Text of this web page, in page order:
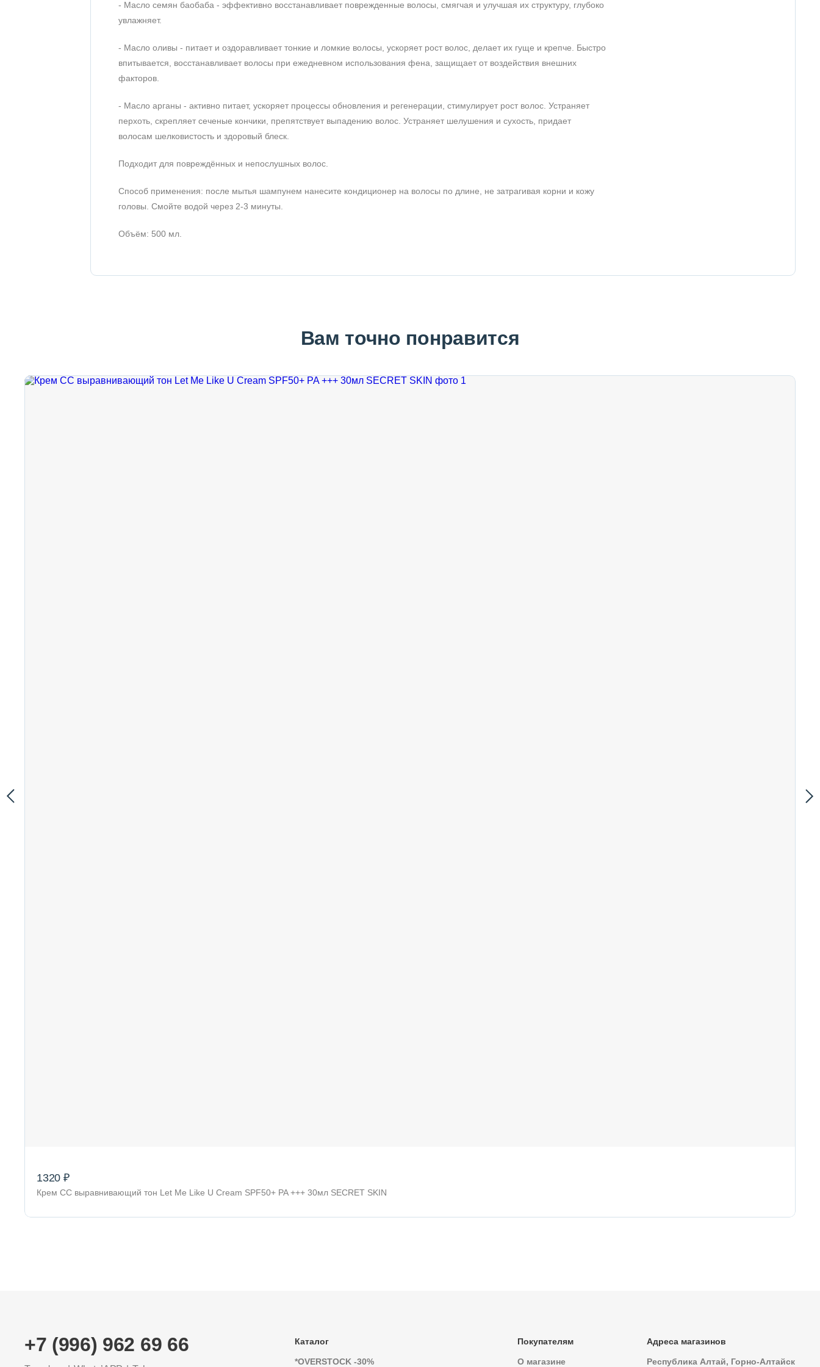
- Масло семян баобаба - эффективно восстанавливает поврежденные волосы, смягчая и улучшая их структуру, глубоко
увлажняет.
- Масло оливы - питает и оздоравливает тонкие и ломкие волосы, ускоряет рост волос, делает их гуще и крепче. Быстро
впитывается, восстанавливает волосы при ежедневном использования фена, защищает от воздействия внешних
факторов.
- Масло арганы - активно питает, ускоряет процессы обновления и регенерации, стимулирует рост волос. Устраняет
перхоть, скрепляет сеченые кончики, препятствует выпадению волос. Устраняет шелушения и сухость, придает
волосам шелковистость и здоровый блеск.
Подходит для повреждённых и непослушных волос.
Способ применения: после мытья шампунем нанесите кондиционер на волосы по длине, не затрагивая корни и кожу
головы. Смойте водой через 2-3 минуты.
Объём: 500 мл.
Вам точно понравится
1320 ₽
Крем CC выравнивающий тон Let Me Like U Cream SPF50+ PA +++ 30мл SECRET SKIN
+7 (996) 962 69 66 Каталог
*OVERSTOCK -30%
Покупателям
О магазине
Адреса магазинов
Республика Алтай, Горно-Алтайск